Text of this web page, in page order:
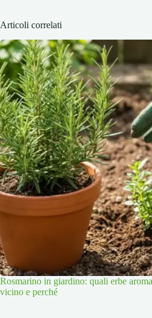
Articoli correlati
Rosmarino in giardino: quali erbe
vicino e perché